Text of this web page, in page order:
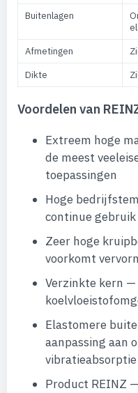
Buitenlagen
Afmetingen
Dikte
Voordelen van
Extreem hoge
de meest
toepassingen
Hoge
continue gebruik
Zeer hoge
voorkomt
Verzinkte kern
Elastomere
aanpassing aan
vibratieabsorptie
Product REINZ